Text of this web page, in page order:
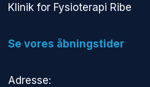
​Klinik for Fysioterapi Ribe
​Se vores åbningstider
Adresse: